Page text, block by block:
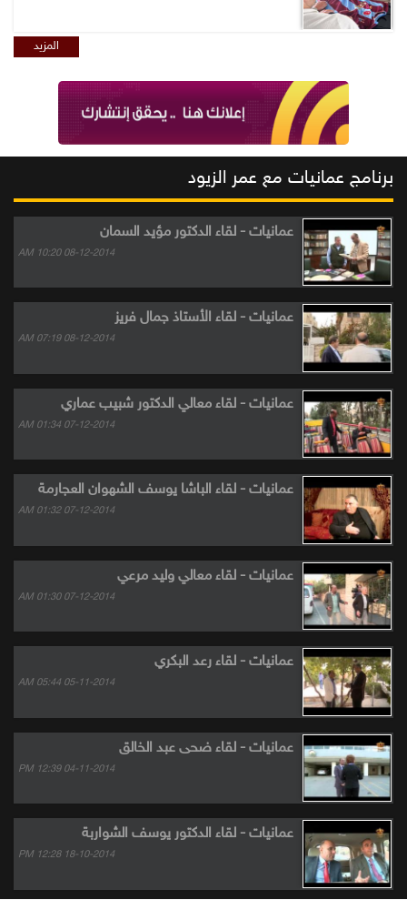
المزيد
برنامج عمانيات مع عمر الزيود
عمانيات - لقاء الدكتور مؤيد السمان
08-12-2014 10:20 AM
عمانيات - لقاء الأستاذ جمال فريز
08-12-2014 07:19 AM
عمانيات - لقاء معالي الدكتور شبيب عماري
07-12-2014 01:34 AM
عمانيات - لقاء الباشا يوسف الشهوان العجارمة
07-12-2014 01:32 AM
عمانيات - لقاء معالي وليد مرعي
07-12-2014 01:30 AM
عمانيات - لقاء رعد البكري
05-11-2014 05:44 AM
عمانيات - لقاء ضحى عبد الخالق
04-11-2014 12:39 PM
عمانيات - لقاء الدكتور يوسف الشواربة
18-10-2014 12:28 PM